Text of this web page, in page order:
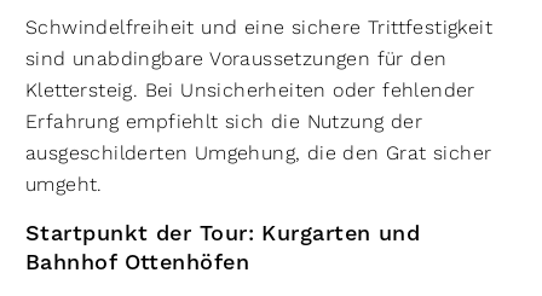
Schwindelfreiheit und eine sichere Trittfestigkeit
sind unabdingbare Voraussetzungen für den
Klettersteig. Bei Unsicherheiten oder fehlender
Erfahrung empfiehlt sich die Nutzung der
ausgeschilderten Umgehung, die den Grat sicher
umgeht.
Startpunkt der Tour: Kurgarten und
Bahnhof Ottenhöfen